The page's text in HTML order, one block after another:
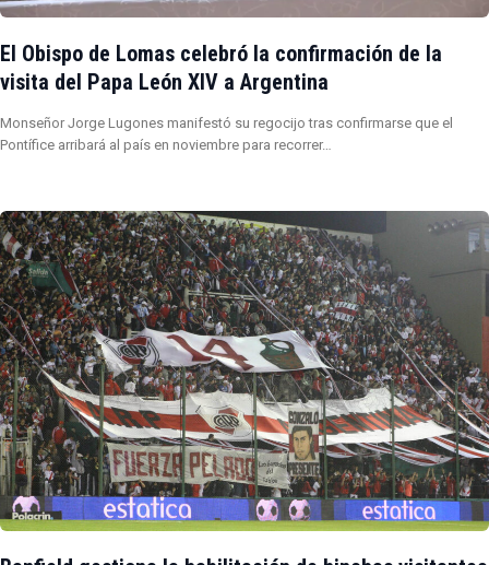
El Obispo de Lomas celebró la confirmación de la
visita del Papa León XIV a Argentina
Monseñor Jorge Lugones manifestó su regocijo tras confirmarse que el
Pontífice arribará al país en noviembre para recorrer…